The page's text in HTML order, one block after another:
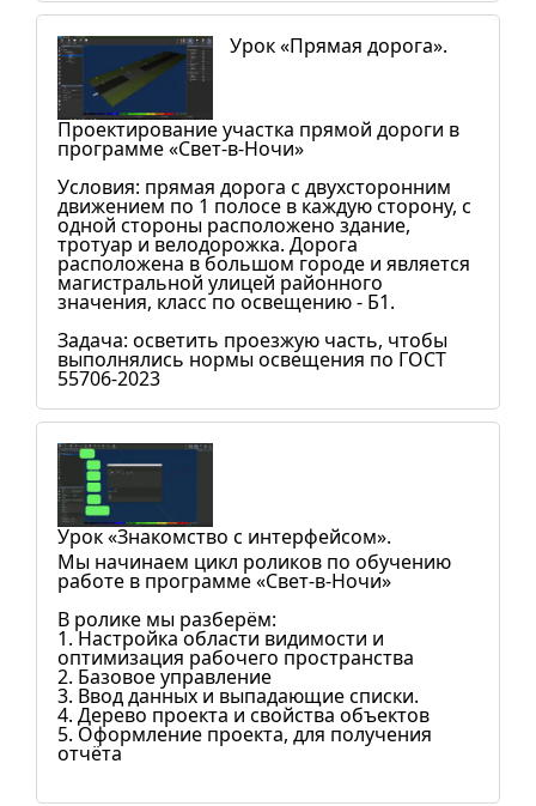
Урок «Прямая дорога».
Проектирование участка прямой дороги в
программе «Свет-в-Ночи»
Условия: прямая дорога с двухсторонним
движением по 1 полосе в каждую сторону, с
одной стороны расположено здание,
тротуар и велодорожка. Дорога
расположена в большом городе и является
магистральной улицей районного
значения, класс по освещению - Б1.
Задача: осветить проезжую часть, чтобы
выполнялись нормы освещения по ГОСТ
55706-2023
Урок «Знакомство с интерфейсом».
Мы начинаем цикл роликов по обучению
работе в программе «Свет-в-Ночи»
В ролике мы разберём:
1. Настройка области видимости и
оптимизация рабочего пространства
2. Базовое управление
3. Ввод данных и выпадающие списки.
4. Дерево проекта и свойства объектов
5. Оформление проекта, для получения
отчёта